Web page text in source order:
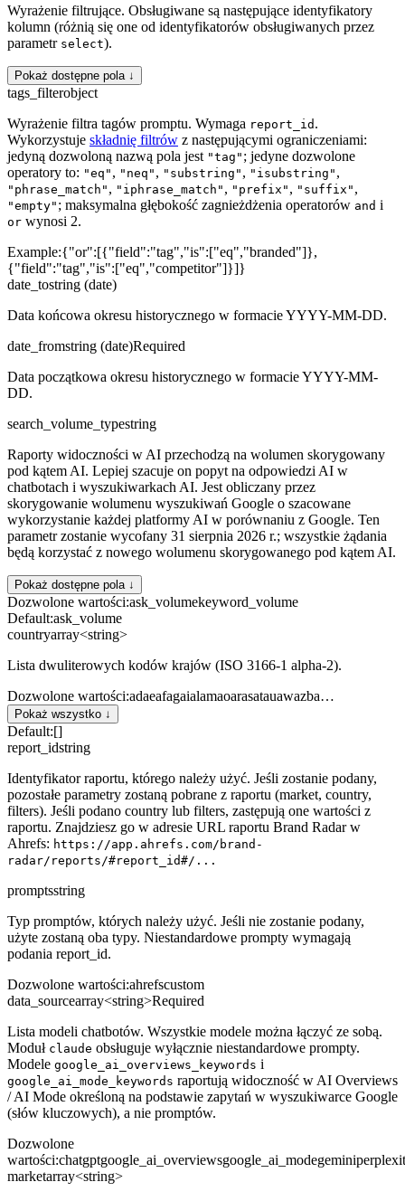
Wyrażenie filtrujące. Obsługiwane są następujące identyfikatory
kolumn (różnią się one od identyfikatorów obsługiwanych przez
parametr select).
Pokaż dostępne pola ↓
tags_filterobject
Wyrażenie filtra tagów promptu. Wymaga report_id .
Wykorzystuje składnię filtrów z następującymi ograniczeniami:
jedyną dozwoloną nazwą pola jest "tag" ; jedyne dozwolone
operatory to: "eq" , "neq" , "substring" , "isubstring" ,
"phrase_match" , "iphrase_match" , "prefix" , "suffix" ,
"empty" ; maksymalna głębokość zagnieżdżenia operatorów and i
or wynosi 2.
Example:{"or":[{"field":"tag","is":["eq","branded"]},
{"field":"tag","is":["eq","competitor"]}]}
date_tostring (date)
Data końcowa okresu historycznego w formacie YYYY-MM-DD.
date_fromstring (date)Required
Data początkowa okresu historycznego w formacie YYYY-MM-
DD.
search_volume_typestring
Raporty widoczności w AI przechodzą na wolumen skorygowany
pod kątem AI. Lepiej szacuje on popyt na odpowiedzi AI w
chatbotach i wyszukiwarkach AI. Jest obliczany przez
skorygowanie wolumenu wyszukiwań Google o szacowane
wykorzystanie każdej platformy AI w porównaniu z Google. Ten
parametr zostanie wycofany 31 sierpnia 2026 r.; wszystkie żądania
będą korzystać z nowego wolumenu skorygowanego pod kątem AI.
Pokaż dostępne pola ↓
Dozwolone wartości:ask_volumekeyword_volume
Default:ask_volume
countryarray<string>
Lista dwuliterowych kodów krajów (ISO 3166-1 alpha-2).
Dozwolone wartości:adaeafagaialamaoarasatauawazba…
Pokaż wszystko ↓
Default:[]
report_idstring
Identyfikator raportu, którego należy użyć. Jeśli zostanie podany,
pozostałe parametry zostaną pobrane z raportu (market, country,
filters). Jeśli podano country lub filters, zastępują one wartości z
raportu. Znajdziesz go w adresie URL raportu Brand Radar w
Ahrefs: https://app.ahrefs.com/brand-
radar/reports/#report_id#/...
promptsstring
Typ promptów, których należy użyć. Jeśli nie zostanie podany,
użyte zostaną oba typy. Niestandardowe prompty wymagają
podania report_id.
Dozwolone wartości:ahrefscustom
data_sourcearray<string>Required
Lista modeli chatbotów. Wszystkie modele można łączyć ze sobą.
Moduł claude obsługuje wyłącznie niestandardowe prompty.
Modele google_ai_overviews_keywords i
google_ai_mode_keywords raportują widoczność w AI Overviews
/ AI Mode określoną na podstawie zapytań w wyszukiwarce Google
(słów kluczowych), a nie promptów.
Dozwolone
wartości:chatgptgoogle_ai_overviewsgoogle_ai_modegemini
marketarray<string>